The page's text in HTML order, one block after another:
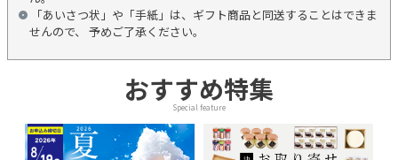
「あいさつ状」や「手紙」は、ギフト商品と同送することはできま
せんので、 予めご了承ください。
おすすめ特集
Special feature